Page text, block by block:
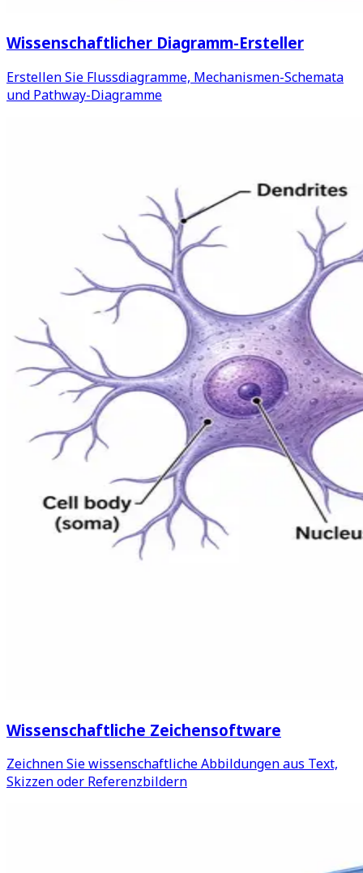
Wissenschaftlicher Diagramm-Ersteller
Erstellen Sie Flussdiagramme, Mechanismen-Schemata
und Pathway-Diagramme
Wissenschaftliche Zeichensoftware
Zeichnen Sie wissenschaftliche Abbildungen aus Text,
Skizzen oder Referenzbildern